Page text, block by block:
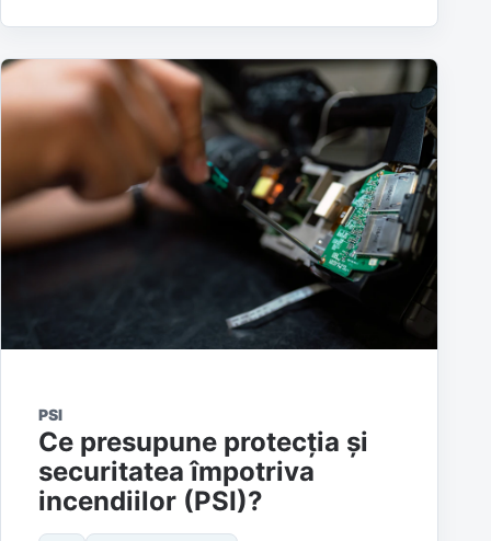
PSI
Ce presupune protecția și
securitatea împotriva
incendiilor (PSI)?